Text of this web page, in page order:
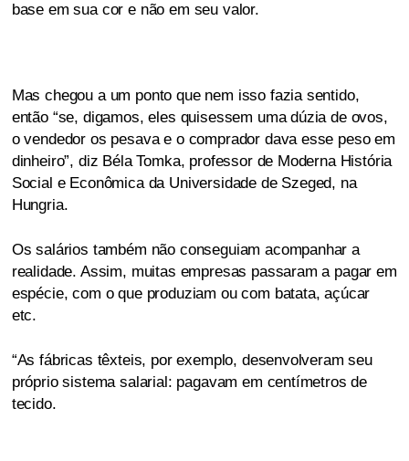
base em sua cor e não em seu valor.
Mas chegou a um ponto que nem isso fazia sentido,
então “se, digamos, eles quisessem uma dúzia de ovos,
o vendedor os pesava e o comprador dava esse peso em
dinheiro”, diz Béla Tomka, professor de Moderna História
Social e Econômica da Universidade de Szeged, na
Hungria.
Os salários também não conseguiam acompanhar a
realidade. Assim, muitas empresas passaram a pagar em
espécie, com o que produziam ou com batata, açúcar
etc.
“As fábricas têxteis, por exemplo, desenvolveram seu
próprio sistema salarial: pagavam em centímetros de
tecido.